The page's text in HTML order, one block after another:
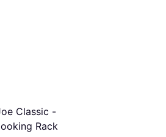
Classic -
Rack